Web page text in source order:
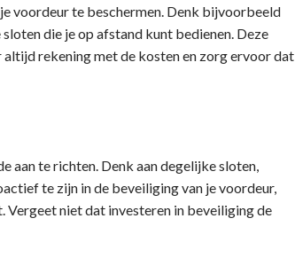
voordeur te beschermen. Denk bijvoorbeeld
die je op afstand kunt bedienen. Deze
rekening met de kosten en zorg ervoor dat
aan te richten. Denk aan degelijke sloten,
te zijn in de beveiliging van je voordeur,
Vergeet niet dat investeren in beveiliging de